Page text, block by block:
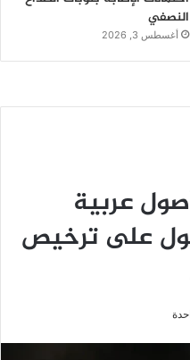
النصفي
أغسطس 3, 2026